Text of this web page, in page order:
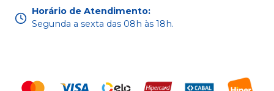
Horário de Atendimento:
Segunda a sexta das 08h às 18h.